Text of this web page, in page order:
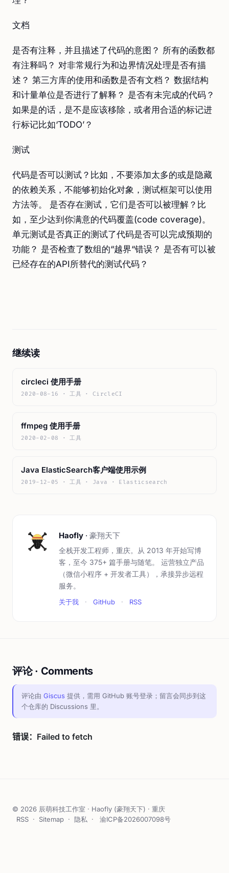
文档
是否有注释，并且描述了代码的意图？ 所有的函数都
有注释吗？ 对非常规行为和边界情况处理是否有描
述？ 第三方库的使用和函数是否有文档？ 数据结构
和计量单位是否进行了解释？ 是否有未完成的代码？
如果是的话，是不是应该移除，或者用合适的标记进
行标记比如‘TODO’？
测试
代码是否可以测试？比如，不要添加太多的或是隐藏
的依赖关系，不能够初始化对象，测试框架可以使用
方法等。 是否存在测试，它们是否可以被理解？比
如，至少达到你满意的代码覆盖(code coverage)。
单元测试是否真正的测试了代码是否可以完成预期的
功能？ 是否检查了数组的“越界“错误？ 是否有可以被
已经存在的API所替代的测试代码？
继续读
circleci 使用手册
2020-08-16 · 工具 · CircleCI
ffmpeg 使用手册
2020-02-08 · 工具
Java ElasticSearch客户端使用示例
2019-12-05 · 工具 · Java · Elasticsearch
Haofly · 豪翔天下
全栈开发工程师，重庆。从 2013 年开始写博
客，至今 375+ 篇手册与随笔。 运营独立产品
（微信小程序 + 开发者工具），承接异步远程
服务。
关于我 · GitHub · RSS
评论 · Comments
评论由 Giscus 提供，需用 GitHub 账号登录；留言会同步到这
个仓库的 Discussions 里。
© 2026 辰萌科技工作室 · Haofly (豪翔天下) · 重庆
RSS · Sitemap · 隐私 · 渝ICP备2026007098号